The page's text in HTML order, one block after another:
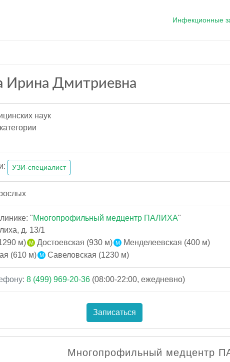
Инфекционные
Ирина Дмитриевна
наук
УЗИ-специалист
"Многопрофильный медцентр ПАЛИХА"
д. 13/1
м)
Достоевская (930 м)
Менделеевская (400 м)
(610 м)
Савеловская (1230 м)
8 (499) 969-20-36 (08:00-22:00, ежедневно)
Записаться
Многопрофильный медцентр